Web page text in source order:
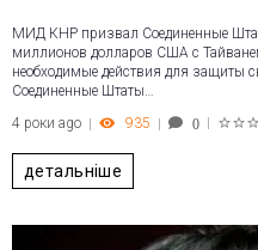
МИД КНР призвал Соединенные
миллионов долларов США с
необходимые действия для защиты
Соединенные Штаты…
4 роки ago
935 0
детальніше